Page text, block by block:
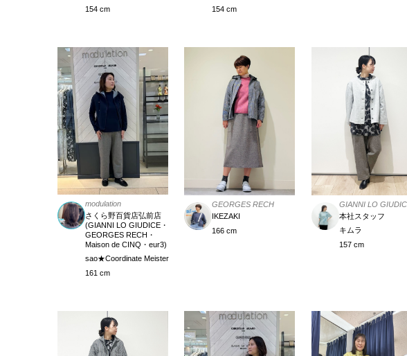
154 cm
154 cm
modulation
さくら野百貨店弘前店
(GIANNI LO GIUDICE・
GEORGES RECH・
Maison de CINQ・eur3)
sao★Coordinate Meister
161 cm
GEORGES RECH
IKEZAKI
166 cm
GIANNI LO
本社スタッフ
キムラ
157 cm